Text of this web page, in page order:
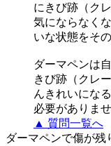
にきび跡（ク
気にならなく
いな状態をそ
ダーマペンは
きび跡（クレ
んきれいにな
必要がありませ
▲ 質問一覧へ
ダーマペンで傷が残